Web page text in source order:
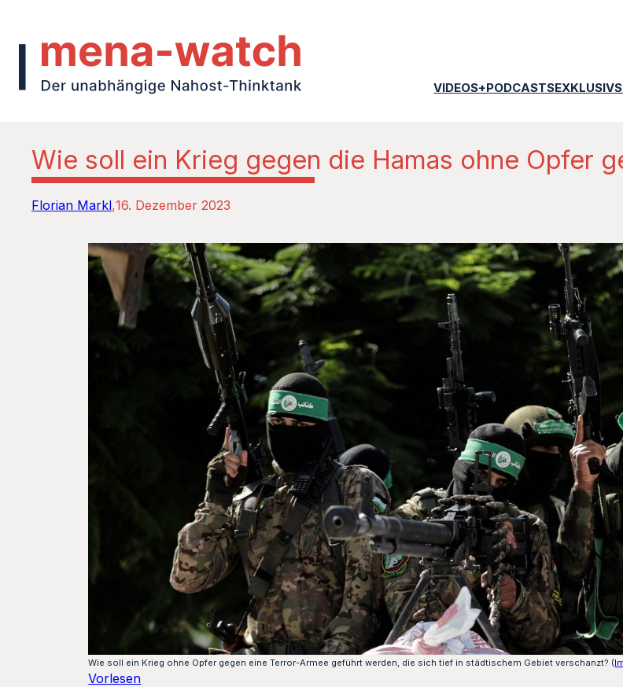
VIDEOS+PODCASTSEXKLUSIV
Wie soll ein Krieg gegen die Hamas ohne Opfer
Florian Markl 16. Dezember 2023
Wie soll ein Krieg ohne Opfer gegen eine Terror-Armee geführt werden, die sich tief in städtischem Gebiet verschanzt? (
Vorlesen